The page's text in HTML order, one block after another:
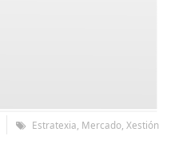
Estratexia, Mercado, Xestión